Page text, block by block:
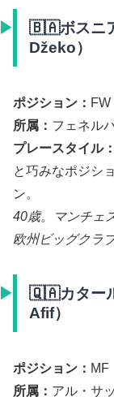
🇧🇦ボスニ
Džeko）
ポジション： FW
所属： フェネル
プレースタイル：
と巧みなポジシ
ン。
40歳。マンチェ
欧州ビッグクラ
🇶🇦カター
Afif）
ポジション： MF
所属： アル・サ